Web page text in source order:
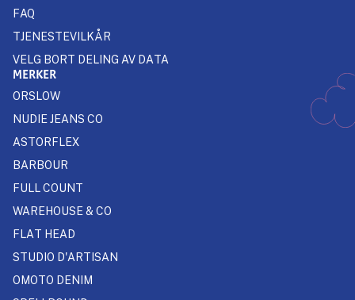
FAQ
TJENESTEVILKÅR
VELG BORT DELING AV DATA
MERKER
ORSLOW
NUDIE JEANS CO
ASTORFLEX
BARBOUR
FULL COUNT
WAREHOUSE & CO
FLAT HEAD
STUDIO D'ARTISAN
OMOTO DENIM